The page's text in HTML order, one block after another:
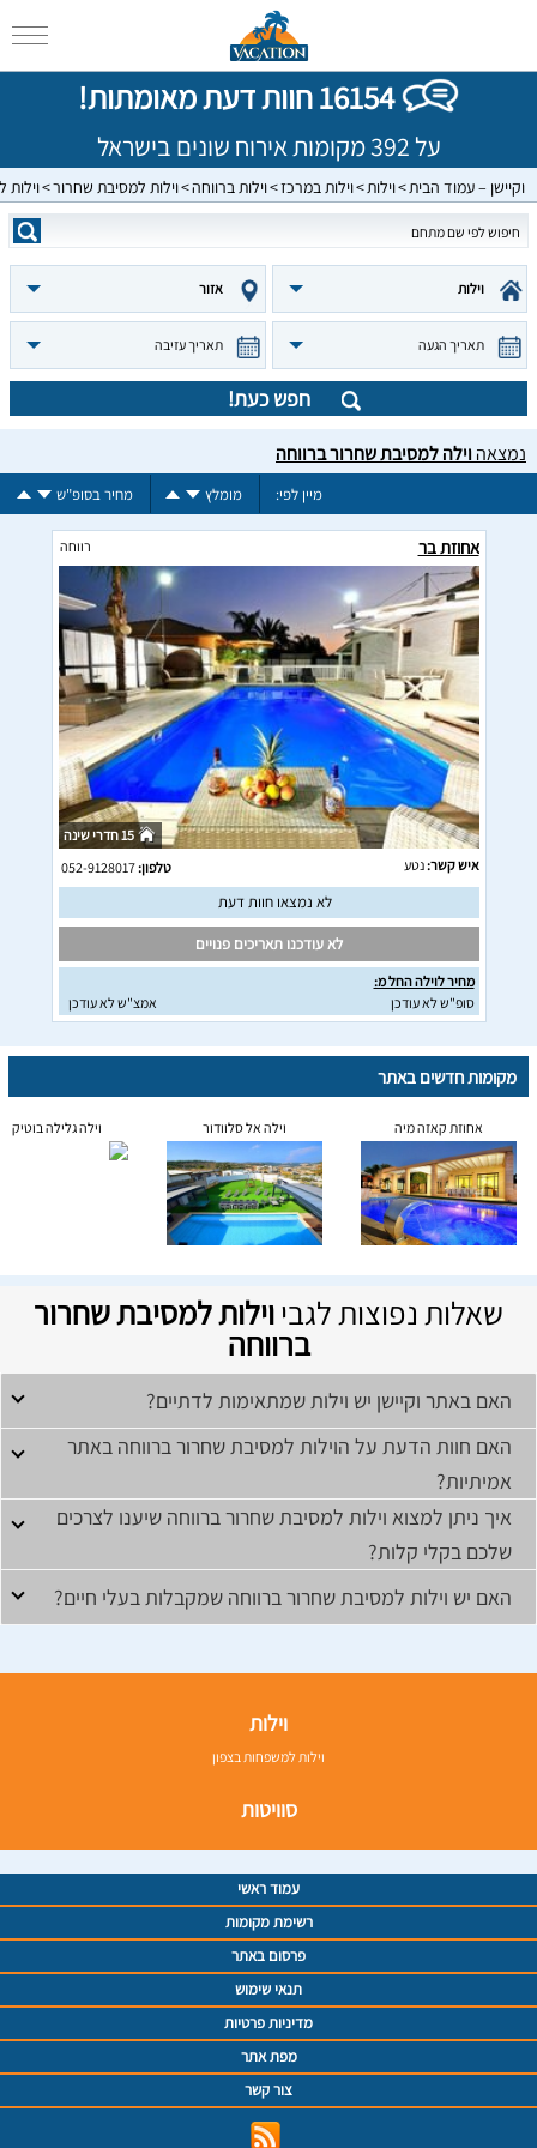
16154 חוות דעת מאומתות!
על 392 מקומות אירוח שונים בישראל
וקיישן – עמוד הבית וילות וילות במרכז וילות ברווחה וילות למסיבת שחרור
וילות אזור
תאריך הגעה תאריך עזיבה
חפש כעת!
נמצאהוילה למסיבת שחרור ברווחה
מיין לפי: מומלץ מחיר בסופ"ש
אחוזת בר רווחה
15 חדרי שינה
איש קשר:נטע טלפון:052-9128017
לא נמצאו חוות דעת
לא עודכנו תאריכים פנויים
מחיר לוילה החל מ:
סופ"ש לא עודכן
אמצ"ש לא עודכן
מקומות חדשים באתר
אחוזת קאזה מיה וילה אל סלוודור וילה גלילה בוטיק
שאלות נפוצות לגביוילות למסיבת שחרור
ברווחה
האם באתר וקיישן יש וילות שמתאימות לדתיים?
האם חוות הדעת על הוילות למסיבת שחרור ברווחה באתר
אמיתיות?
איך ניתן למצוא וילות למסיבת שחרור ברווחה שיענו לצרכים
שלכם בקלי קלות?
האם יש וילות למסיבת שחרור ברווחה שמקבלות בעלי חיים?
וילות
וילות למשפחות בצפון
סוויטות
עמוד ראשי
רשימת מקומות
פרסום באתר
תנאי שימוש
מדיניות פרטיות
מפת אתר
צור קשר